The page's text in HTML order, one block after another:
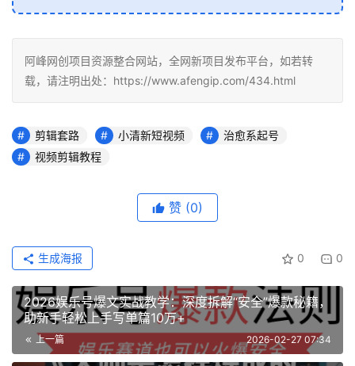
阿峰网创项目资源整合网站，全网新项目发布平台，如若转
载，请注明出处：https://www.afengip.com/434.html
剪辑套路 小清新短视频
治愈系起号
视频剪辑教程
赞 (0)
0 0
生成海报
2026娱乐号爆文实战教学：深度拆解“安全”爆款秘籍，
助新手轻松上手写单篇10万+
上一篇 2026-02-27 07:34